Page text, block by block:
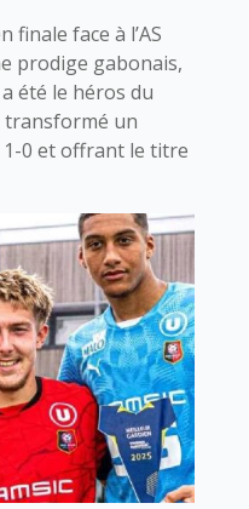
finale face à l’AS
prodige gabonais,
été le héros du
transformé un
1-0 et offrant le titre